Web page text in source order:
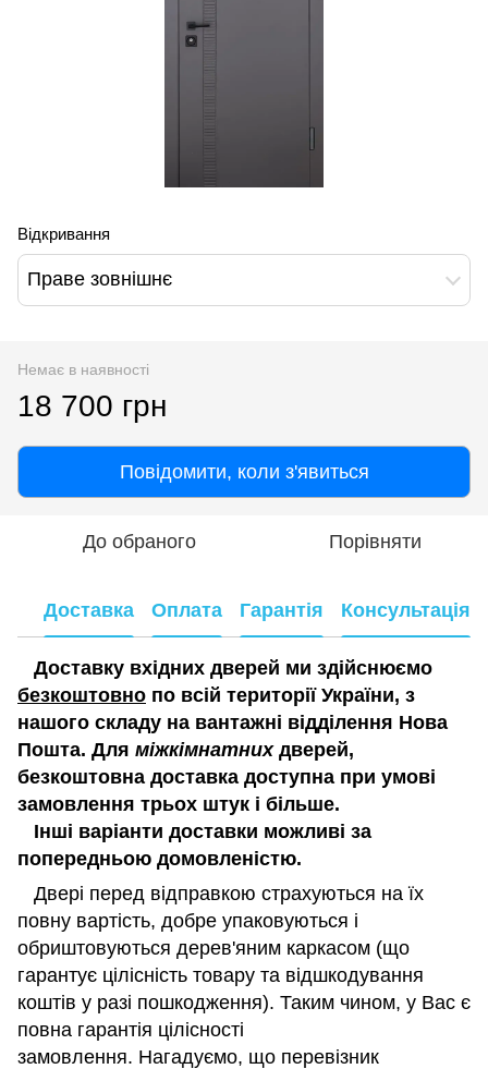
Відкривання
Праве зовнішнє
Немає в наявності
18 700 грн
Повідомити, коли з'явиться
До обраного Порівняти
Доставка Оплата Гарантія Консультація
Доставку вхідних дверей ми здійснюємо
безкоштовно по всій території України, з
нашого складу на вантажні відділення Нова
Пошта. Для міжкімнатнихдверей,
безкоштовна доставка доступна при умові
замовлення трьох штук і більше.
Інші варіанти доставки можливі за
попередньою домовленістю.
Двері перед відправкою страхуються на їх
повну вартість, добре упаковуються і
обриштовуються дерев'яним каркасом (що
гарантує цілісність товару та відшкодування
коштів у разі пошкодження). Таким чином, у Вас є
повна гарантія цілісності
замовлення. Нагадуємо, що перевізник